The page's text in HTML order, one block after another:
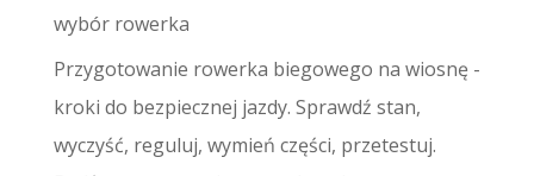
wybór rowerka
Przygotowanie rowerka biegowego na wiosnę -
kroki do bezpiecznej jazdy. Sprawdź stan,
wyczyść, reguluj, wymień części, przetestuj.